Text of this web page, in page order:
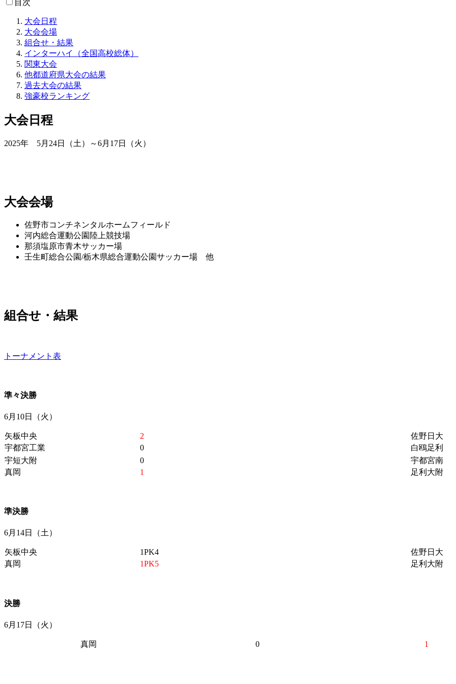
目次
大会日程
大会会場
組合せ・結果
インターハイ（全国高校総体）
関東大会
他都道府県大会の結果
過去大会の結果
強豪校ランキング
大会日程
2025年 5月24日（土）～6月17日（火）
大会会場
佐野市コンチネンタルホームフィールド
河内総合運動公園陸上競技場
那須塩原市青木サッカー場
壬生町総合公園/栃木県総合運動公園サッカー場 他
組合せ・結果
トーナメント表
準々決勝
6月10日（火）
矢板中央 2
佐野日大
宇都宮工業
0
白鴎足利
宇短大附
0
宇都宮南
真岡
1 足利大附
準決勝
6月14日（土）
矢板中央 1PK4
佐野日大
真岡
1PK5 足利大附
決勝
6月17日（火）
真岡 0 1